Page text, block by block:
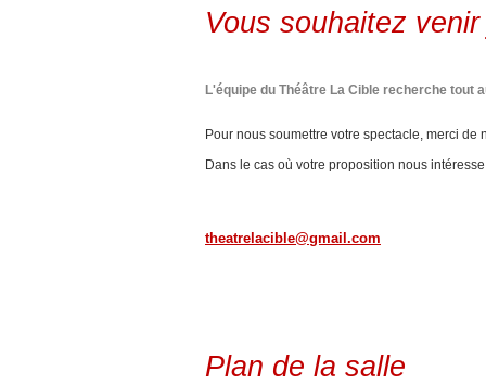
Vous souhaitez
L'équipe du Théâtre La Cible recherche tout
Pour nous soumettre votre spectacle, merci
Dans le cas où votre proposition nous
Plan de la salle
theatrelacible@gmail.com